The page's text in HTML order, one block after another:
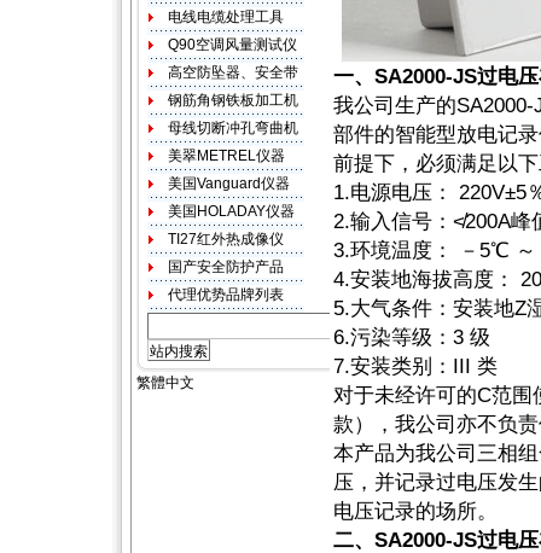
一、SA2000-JS过电
我公司生产的
部件的智能型放电记
前提下，必须满足以
1.电源电压： 220V±5
2.输入信号：≮200A峰
3.环境温度： －5℃
4.安装地海拔高度：
5.大气条件：安装地Z
6.污染等级：3 级
7.安装类别：III 类
对于未经许可的C范
款），我公司亦不负
本产品为我公司三相
压，并记录过电压发
电压记录的场所。
二、SA2000-JS过电